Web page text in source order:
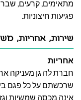
מתאימים, קרעים,
פגיעות חיצוניות.
שירות, אחריות,
אחריות
שרכשתם על כל פגם
אינה מכסה שמשיות